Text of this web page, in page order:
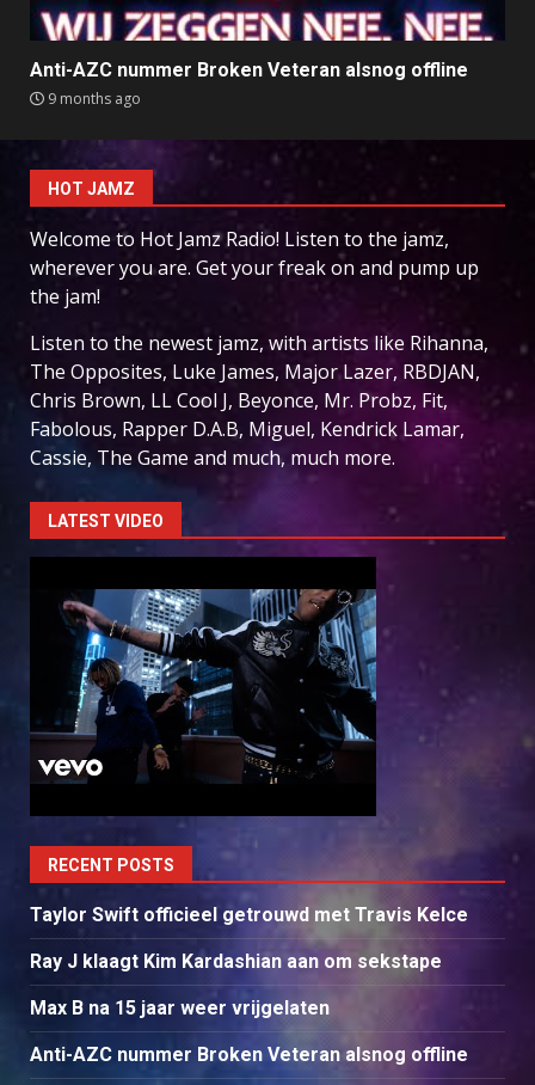
Anti-AZC nummer Broken Veteran alsnog offline
9 months ago
HOT JAMZ
Welcome to Hot Jamz Radio! Listen to the jamz,
wherever you are. Get your freak on and pump up
the jam!
Listen to the newest jamz, with artists like Rihanna,
The Opposites, Luke James, Major Lazer, RBDJAN,
Chris Brown, LL Cool J, Beyonce, Mr. Probz, Fit,
Fabolous, Rapper D.A.B, Miguel, Kendrick Lamar,
Cassie, The Game and much, much more.
LATEST VIDEO
RECENT POSTS
Taylor Swift officieel getrouwd met Travis Kelce
Ray J klaagt Kim Kardashian aan om sekstape
Max B na 15 jaar weer vrijgelaten
Anti-AZC nummer Broken Veteran alsnog offline